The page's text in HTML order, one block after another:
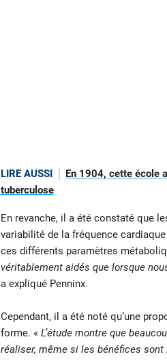
LIRE AUSSI
En 1904, cette école
tuberculose
En revanche, il a été constaté que
variabilité de la fréquence
ces différents paramètres
véritablement aidés que lorsque
a expliqué Penninx.
Cependant, il a été noté qu’une
forme. « L’étude montre que
réaliser, même si les bénéfices sont